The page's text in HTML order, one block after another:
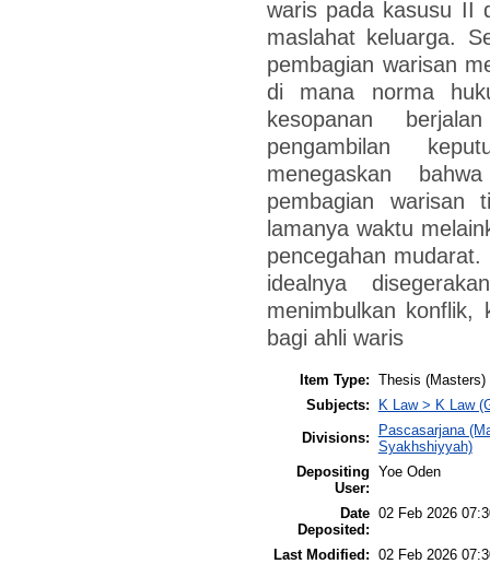
waris pada kasusu II
maslahat keluarga.
pembagian warisan
di mana norma
kesopanan
pengambilan
menegaskan
pembagian warisan
lamanya waktu
pencegahan
idealnya
menimbulkan konflik,
bagi ahli waris
Item Type: Thesis (Masters)
Subjects:
K Law > K Law
Divisions:
Pascasarjana
Syakhshiyyah)
Depositing
User:
Yoe Oden
Date
Deposited:
02 Feb 2026
Last Modified: 02 Feb 2026